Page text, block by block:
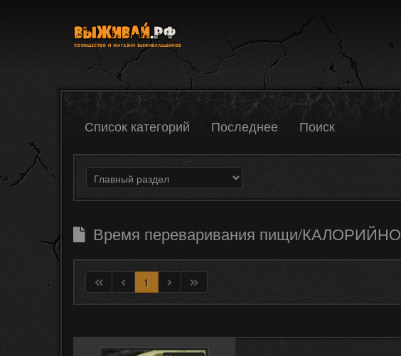
Список категорий Последнее Поиск
Время переваривания пищи/
1